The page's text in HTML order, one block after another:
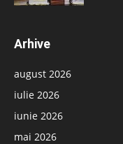
Arhive
august 2026
iulie 2026
iunie 2026
mai 2026